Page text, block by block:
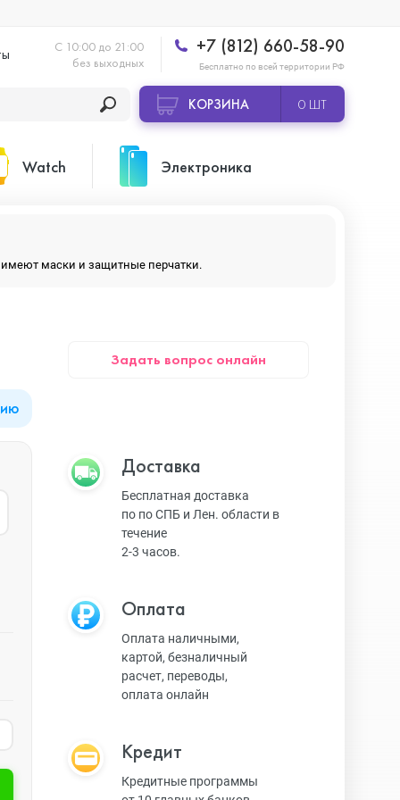
С 10:00 до 21:00
без выходных
+7 (812) 660-58-90
Бесплатно по всей территории РФ
КОРЗИНА 0 ШТ
Watch
Apple Watch Series 9
Apple Watch Ultra 3
Apple Watch Ultra
Apple Watch SE 2023
Apple Watch SE 2022
Электроника
Умные часы, браслеты
имеют маски и защитные перчатки.
Задать вопрос онлайн
Доставка
Бесплатная доставка
по по СПБ и Лен. области в
течение
2-3 часов.
Оплата
Оплата наличными,
картой, безналичный
расчет, переводы,
оплата онлайн
Кредит
Кредитные программы